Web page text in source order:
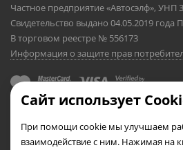
Частное предприятие «Автосэлф», УНП
Свидетельство выдано 04.05.2019
В торговом реестре № 556173
Информация о защите прав
Сайт использует
При помощи cookie мы улучшаем
взаимодействие с ним. Нажимая на